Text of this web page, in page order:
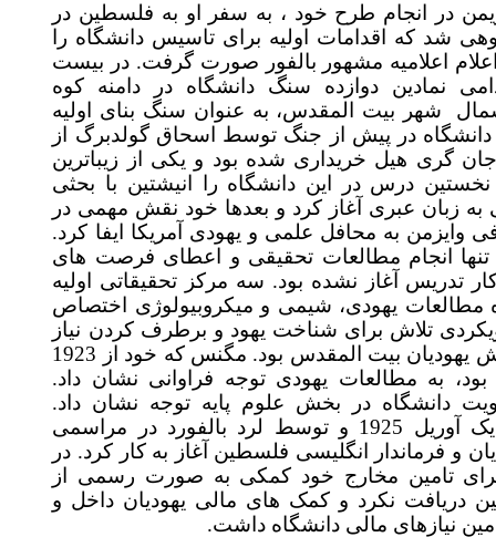
در انجام طرح خود ، به سفر او به فلسطین در
شد که اقدامات اولیه برای تاسیس دانشگاه را
اعلامیه مشهور بالفور صورت گرفت. در بیست
1918 در اقدامی نمادین دوازده سنگ دانشگاه در دامنه کوه
شهر بیت المقدس، به عنوان سنگ بنای اولیه
در پیش از جنگ توسط اسحاق گولدبرگ از
گری هیل خریداری شده بود و یکی از زیباترین
درس در این دانشگاه را انیشتین با بحثی
زبان عبری آغاز کرد و بعدها خود نقش مهمی در
به محافل علمی و یهودی آمریکا ایفا کرد.
انجام مطالعات تحقیقی و اعطای فرصت های
آغاز نشده بود. سه مرکز تحقیقاتی اولیه
یهودی، شیمی و میکروبیولوژی اختصاص
تلاش برای شناخت یهود و برطرف کردن نیاز
های عملی جامعه در حال گسترش یهودیان بیت المقدس بود. مگنس که خود از 1923
به مطالعات یهودی توجه فراوانی نشان داد.
دانشگاه در بخش علوم پایه توجه نشان داد.
دانشگاه به صورت رسمی در یک آوریل 1925 و توسط لرد بالفورد در مراسمی
انگلیسی فلسطین آغاز به کار کرد. در
تامین مخارج خود کمکی به صورت رسمی از
نکرد و کمک های مالی یهودیان داخل و
مالی دانشگاه داشت.